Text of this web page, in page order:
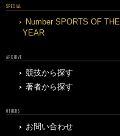
SPECIAL
Number SPORTS OF THE
YEAR
ARCHIVE
競技から探す
著者から探す
OTHERS
お問い合わせ